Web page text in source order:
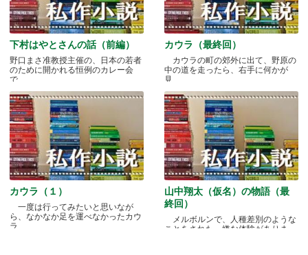
下村はやとさんの話（前編）
野口まさ准教授主催の、日本の若者
のために開かれる恒例のカレー会
で.....
カウラ（最終回）
カウラの町の郊外に出て、野原の
中の道を走ったら、右手に何かが
見.....
カウラ（１）
一度は行ってみたいと思いなが
ら、なかなか足を運べなかったカウ
ラ.....
山中翔太（仮名）の物語（最
終回）
メルボルンで、人種差別のような
ことをされた、嫌な体験がありま